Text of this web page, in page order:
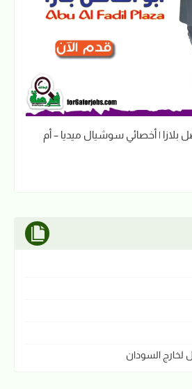
بلازا | أخصائي سوشيال ميديا – أم
لخارج السودان